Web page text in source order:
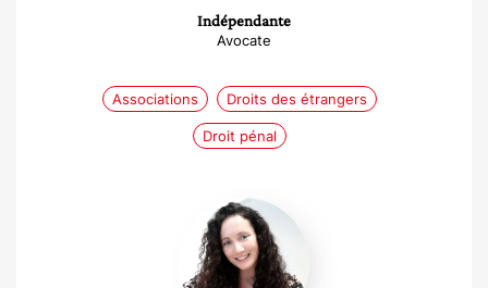
Indépendante
Avocate
Associations Droits des étrangers
Droit pénal
Marie
Frostin